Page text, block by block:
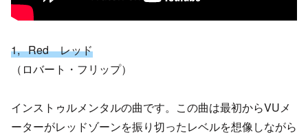
1, Red レッド
（ロバート・フリップ）
インストゥルメンタルの曲です。この曲は最初からVUメ
ーターがレッドゾーンを振り切ったレベルを想像しながら